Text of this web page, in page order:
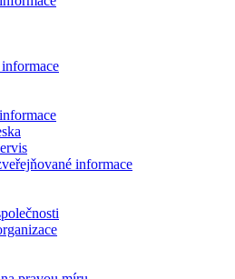
informace